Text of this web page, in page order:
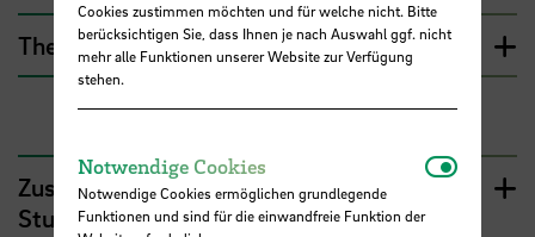
Theorie-Praxis-Transfer I
Zusätzliche Informationen zum
Studienverlauf
Cookies zustimmen möchten und für welche nicht. Bitte
berücksichtigen Sie, dass Ihnen je nach Auswahl ggf. nicht
mehr alle Funktionen unserer Website zur Verfügung
stehen.
Notwendige Cookies
Notwendige Cookies ermöglichen grundlegende
Funktionen und sind für die einwandfreie Funktion der